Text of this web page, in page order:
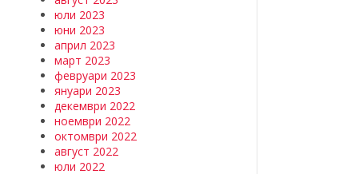
юли 2023
юни 2023
април 2023
март 2023
февруари 2023
януари 2023
декември 2022
ноември 2022
октомври 2022
август 2022
юли 2022